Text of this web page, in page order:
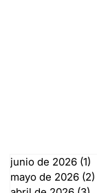
junio de 2026 (1)
mayo de 2026 (2)